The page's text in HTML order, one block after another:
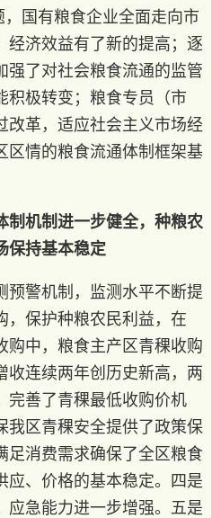
，国有粮食企业全面走向市
经济效益有了新的提高；逐
强了对社会粮食流通的监管
积极转变；粮食专员（市
改革，适应社会主义市场经
区情的粮食流通体制框架基
制机制进一步健全，种粮农
保持基本稳定
警机制，监测水平不断提
，保护种粮农民利益，在
购中，粮食主产区青稞收购
收连续两年创历史新高，两
完善了青稞最低收购价机
我区青稞安全提供了政策保
足消费需求确保了全区粮食
应、价格的基本稳定。四是
应急能力进一步增强。五是